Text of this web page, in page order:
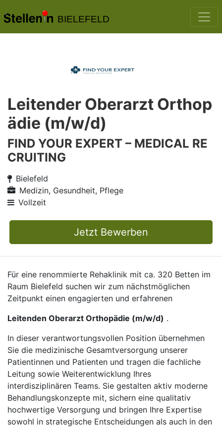
BIELEFELD
Leitender Oberarzt Orthop
ädie (m/w/d)
FIND YOUR EXPERT – MEDICAL RE
CRUITING
Bielefeld
Medizin, Gesundheit, Pflege
Vollzeit
Jetzt Bewerben
Für eine renommierte Rehaklinik mit ca. 320 Betten im
Raum Bielefeld suchen wir zum nächstmöglichen
Zeitpunkt einen engagierten und erfahrenen
Leitenden Oberarzt Orthopädie (m/w/d) .
In dieser verantwortungsvollen Position übernehmen
Sie die medizinische Gesamtversorgung unserer
Patientinnen und Patienten und tragen die fachliche
Leitung sowie Weiterentwicklung Ihres
interdisziplinären Teams. Sie gestalten aktiv moderne
Behandlungskonzepte mit, sichern eine qualitativ
hochwertige Versorgung und bringen Ihre Expertise
sowohl in strategische Entscheidungen als auch in den